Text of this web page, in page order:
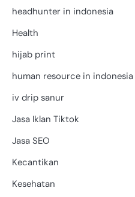
headhunter in indonesia
Health
hijab print
human resource in indonesia
iv drip sanur
Jasa Iklan Tiktok
Jasa SEO
Kecantikan
Kesehatan